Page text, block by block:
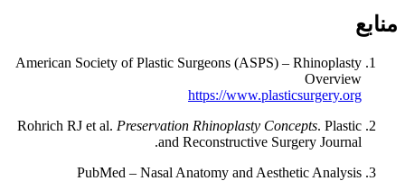
منابع
American Society of Plastic Surgeons (ASPS) – Rhinoplasty
Overview
https://www.plasticsurgery.org
Rohrich RJ et al. Preservation Rhinoplasty Concepts. Plastic
and Reconstructive Surgery Journal.
PubMed – Nasal Anatomy and Aesthetic Analysis